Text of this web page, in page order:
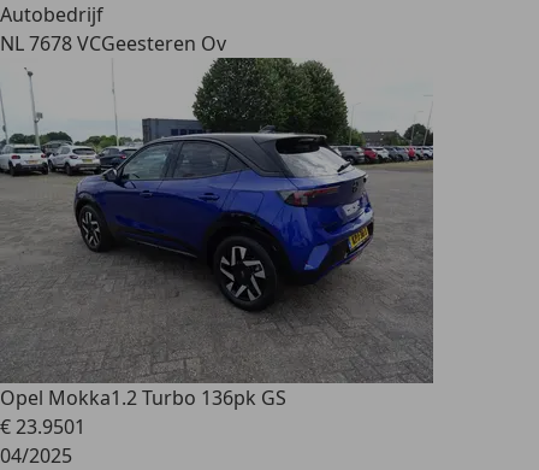
Autobedrijf
NL 7678 VCGeesteren Ov
Opel Mokka1.2 Turbo 136pk GS
€ 23.9501
04/2025